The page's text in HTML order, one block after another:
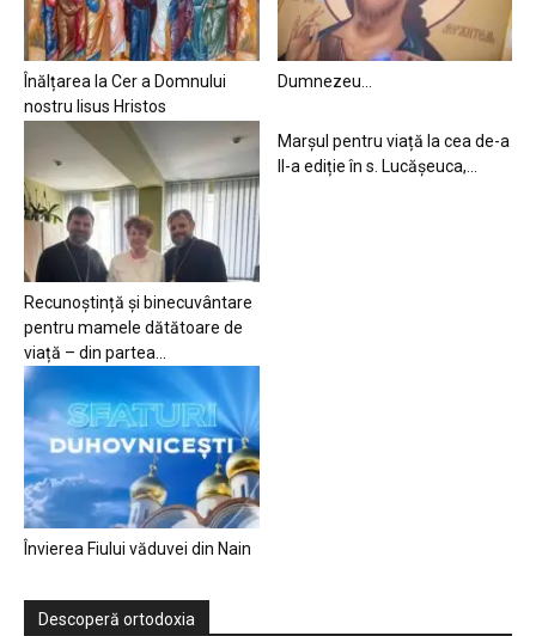
Înălțarea la Cer a Domnului
nostru Iisus Hristos
Dumnezeu…
Recunoștință și binecuvântare
pentru mamele dătătoare de
viață – din partea...
Marșul pentru viață la cea de-a
II-a ediție în s. Lucășeuca,...
Învierea Fiului văduvei din Nain
Descoperă ortodoxia